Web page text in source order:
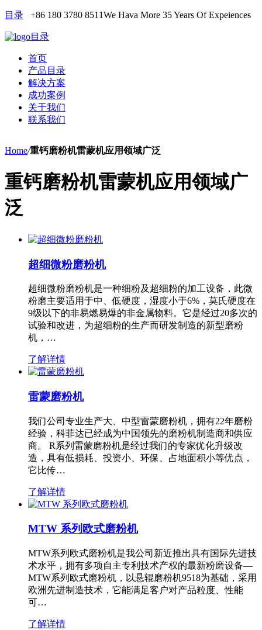
目录 +86 180 3780 8511We Hava More 35 Years Of Expeiences
目录
首页
产品目录
解决方案
成功案例
关于我们
联系我们
Home/重钙磨粉机雷蒙机应用领域广泛
重钙磨粉机雷蒙机应用领域广
泛
超细微粉磨粉机
超细微粉磨粉机是一种细粉及超细粉的加工设备，此微
粉磨主要适用于中、低硬度，湿度小于6%，莫氏硬度在
9级以下的非易燃易爆的非金属物料。它是经过20多次的
试验和改进，为超细粉的生产而研发制造的新型磨粉
机，…
了解详情
雷蒙磨粉机
我们公司专业生产大、中型雷蒙磨粉机，拥有22年磨粉
经验，科菲达已经成为中国领先的磨粉机制造商和供应
商。 R系列雷蒙磨粉机是经过我们的专家优化升级改
造，具有低损耗、投资小、环保、占地面积小等优点，
它比传…
了解详情
MTW 系列欧式磨粉机
MTW系列欧式磨粉机是我公司新近推出具有国际先进技
术水平，拥有多项自主专利技术产权的最新粉磨设备—
MTW系列欧式磨粉机，以悬辊磨粉机9518为基础，采用
欧洲先进制造技术，它能满足客户对产品粒度、性能
可…
了解详情